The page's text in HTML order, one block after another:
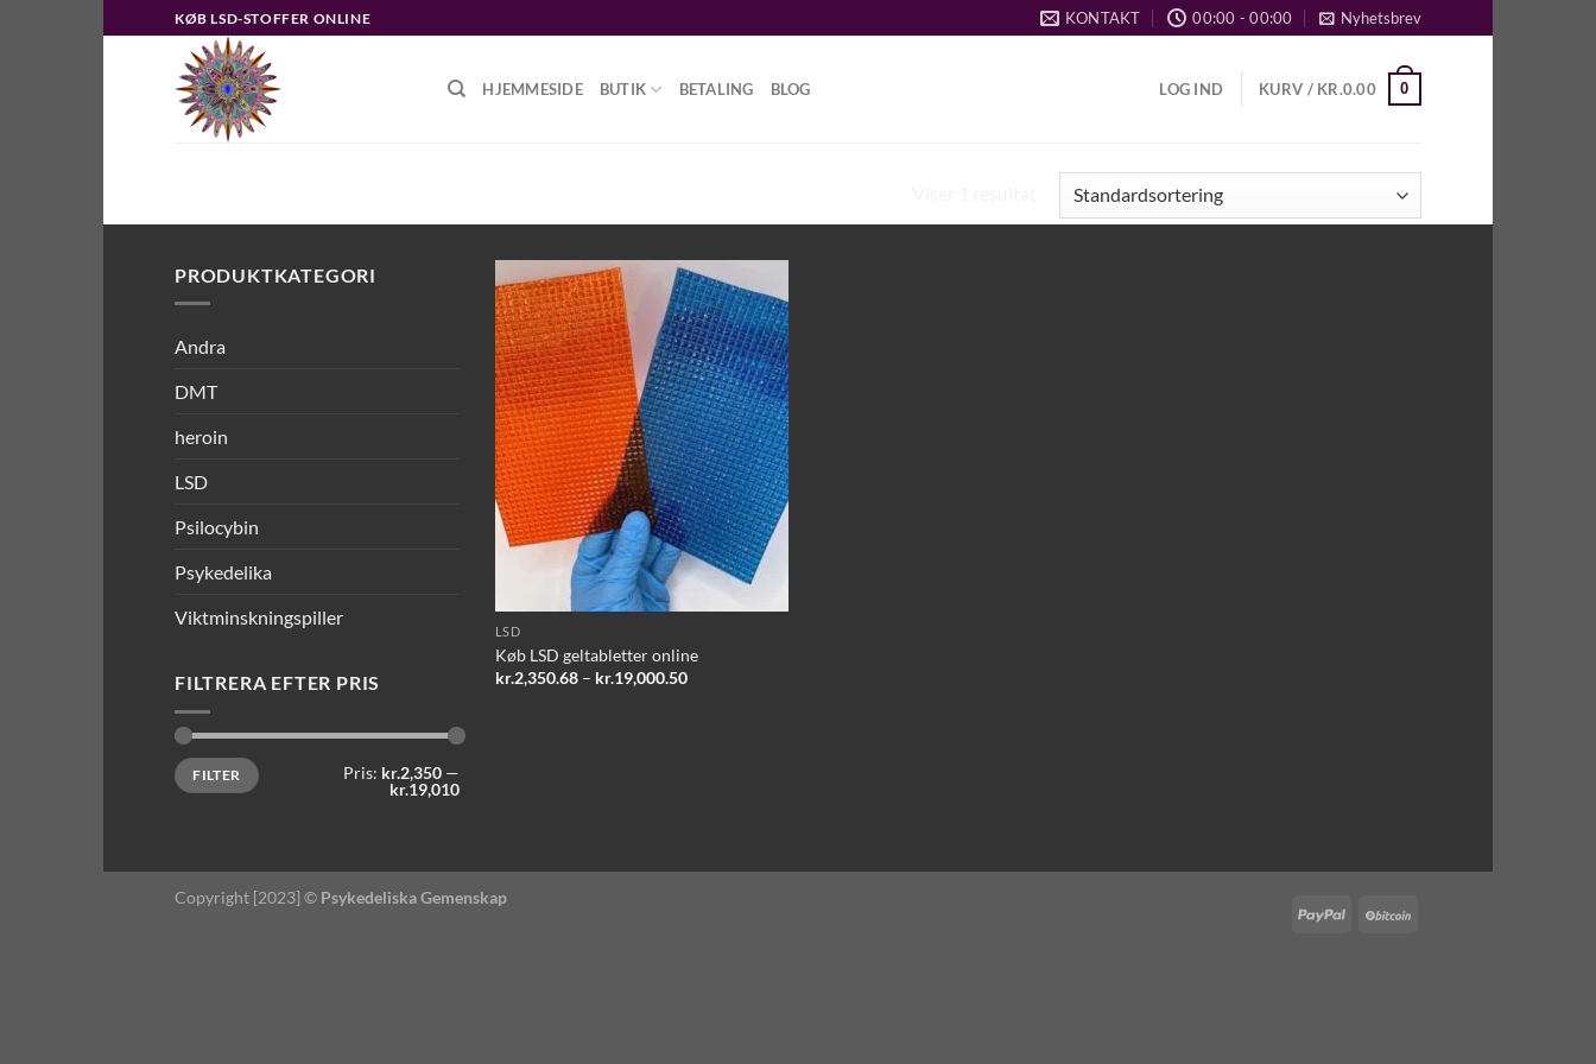
til
KØB LSD-STOFFER ONLINE KONTAKT 00:00 - 00:00 Nyhetsbrev
HJEMMESIDE BUTIK BETALING BLOG LOG IND KURV / KR.0.00 0
PRODUKTKATEGORI
Andra
DMT
heroin
LSD
Psilocybin
Psykedelika
Viktminskningspiller
FILTRERA EFTER PRIS
Mindste
pris
Højeste
prisFILTER Pris: kr.2,350 —
kr.19,010
Add to
wishlist
LSD
Køb LSD geltabletter online
kr.2,350.68 – kr.19,000.50Prisinterval:
Copyright [2023] © Psykedeliska Gemenskap